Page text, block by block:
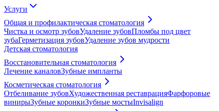
Услуги
Общая и профилактическая стоматология
Чистка и осмотр зубовУдаление зубовПломбы под цвет
зубаГерметизация зубовУдаление зубов мудрости
Детская стоматология
Восстановительная стоматология
Лечение каналовЗубные импланты
Косметическая стоматология
Отбеливание зубовХудожественная реставрацияФарфоровые
винирыЗубные коронкиЗубные мостыInvisalign